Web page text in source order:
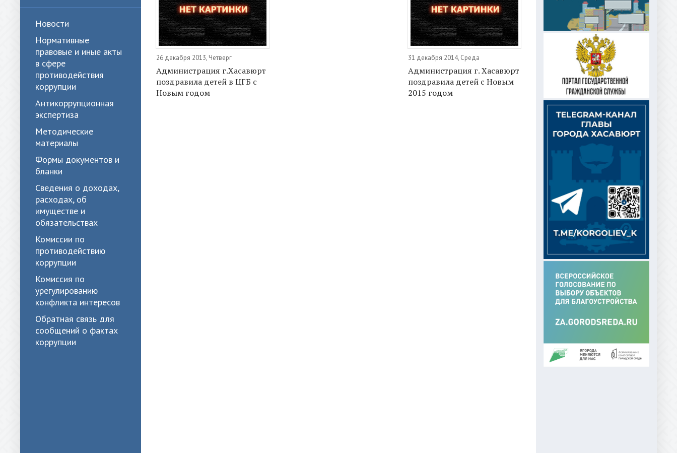
Новости
Нормативные
правовые и иные акты
в сфере
противодействия
коррупции
Антикоррупционная
экспертиза
Методические
материалы
Формы документов и
бланки
Сведения о доходах,
расходах, об
имуществе и
обязательствах
Комиссии по
противодействию
коррупции
Комиссия по
урегулированию
конфликта интересов
Обратная связь для
сообщений о фактах
коррупции
26 декабря 2013, Четверг
Администрация г.Хасавюрт
поздравила детей в ЦГБ с
Новым годом
31 декабря 2014, Среда
Администрация г. Хасавюрт
поздравила детей с Новым
2015 годом